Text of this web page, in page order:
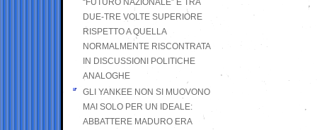
“FUTURO NAZIONALE” È TRA
DUE-TRE VOLTE SUPERIORE
RISPETTO A QUELLA
NORMALMENTE RISCONTRATA
IN DISCUSSIONI POLITICHE
ANALOGHE
GLI YANKEE NON SI MUOVONO
MAI SOLO PER UN IDEALE:
ABBATTERE MADURO ERA